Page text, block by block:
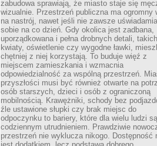
zabudowa sprawiają, że miasto staje się
wizualnie. Przestrzeń publiczna ma ogromny
na nastrój, nawet jeśli nie zawsze
sobie na co dzień. Gdy okolica jest zadbana,
uporządkowana i pełna drobnych detali,
kwiaty, oświetlenie czy wygodne ławki,
chętniej z niej korzystają. To buduje więź z
miejscem zamieszkania i wzmacnia
odpowiedzialność za wspólną przestrzeń.
przyszłości musi być również otwarte na
osób starszych, dzieci i osób z ograniczoną
mobilnością. Krawężniki, schody bez
źle ustawione słupki czy brak miejsc do
odpoczynku to bariery, które dla wielu ludzi są
codziennym utrudnieniem. Prawdziwie
przestrzeń nie wyklucza nikogo. Dostępność